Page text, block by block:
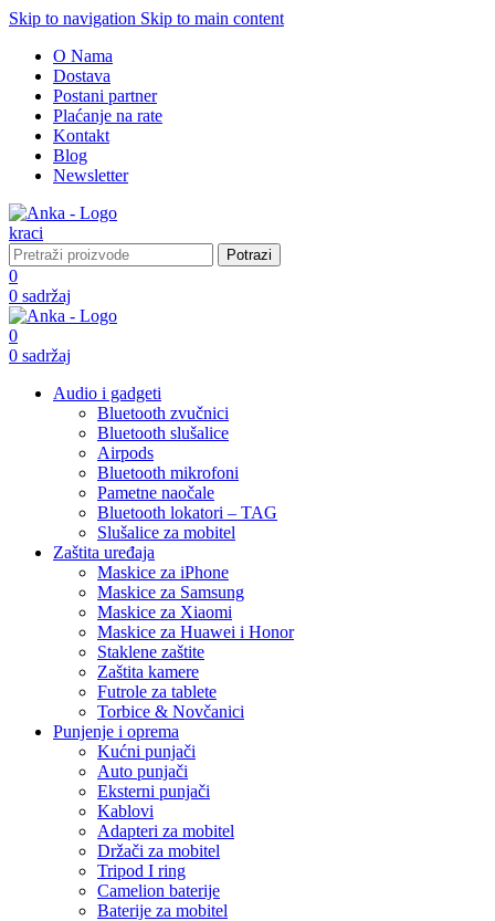
Skip to navigation Skip to main content
O Nama
Dostava
Postani partner
Plaćanje na rate
Kontakt
Blog
Newsletter
Potrazi
0
0 sadržaj
0
0 sadržaj
Audio i gadgeti
Bluetooth zvučnici
Bluetooth slušalice
Airpods
Bluetooth mikrofoni
Pametne naočale
Bluetooth lokatori – TAG
Slušalice za mobitel
Zaštita uređaja
Maskice za iPhone
Maskice za Samsung
Maskice za Xiaomi
Maskice za Huawei i Honor
Staklene zaštite
Zaštita kamere
Futrole za tablete
Torbice & Novčanici
Punjenje i oprema
Kućni punjači
Auto punjači
Eksterni punjači
Kablovi
Adapteri za mobitel
Držači za mobitel
Tripod I ring
Camelion baterije
Baterije za mobitel